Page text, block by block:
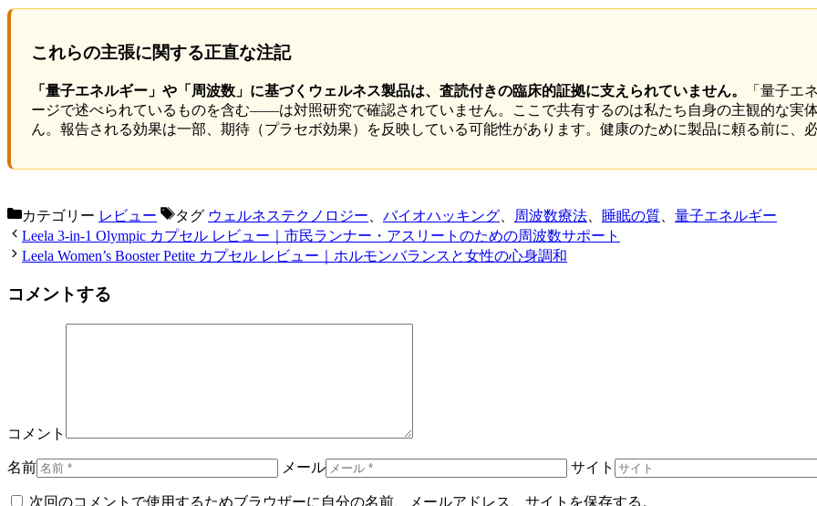
これらの主張に関する正直な注記
「量子エネルギー」や「周波数」に基づくウェルネス製品は、査読付きの臨床的証拠に支えられていません。
「量子エ
ージで述べられているものを含む——は対照研究で確認されていません。ここで共有するのは私たち自身の主観的な実
ん。報告される効果は一部、期待（プラセボ効果）を反映している可能性があります。健康のために製品に頼る前に、
カテゴリー レビュー タグ ウェルネステクノロジー バイオハッキング 周波数療法 睡眠の質
量子エネルギー
Leela 3-in-1 Olympic カプセル レビュー｜市民ランナー・アスリートのための周波数サポート
Leela Women’s Booster Petite カプセル レビュー｜ホルモンバランスと女性の心身調和
コメントする
コメント
名前 メール サイト
次回のコメントで使用するためブラウザーに自分の名前、メールアドレス、サイトを保存する。